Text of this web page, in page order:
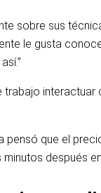
sobre sus
le gusta
pensó que el
después